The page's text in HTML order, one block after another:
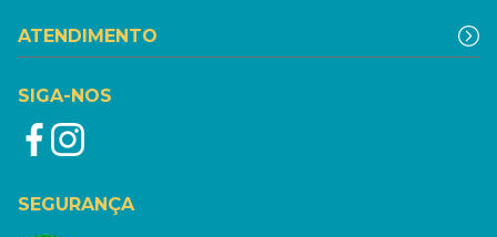
ATENDIMENTO
SIGA-NOS
SEGURANÇA